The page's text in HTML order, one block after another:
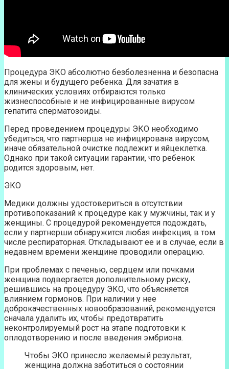
Процедура ЭКО абсолютно безболезненна и безопасна
для жены и будущего ребенка. Для зачатия в
клинических условиях отбираются только
жизнеспособные и не инфицированные вирусом
гепатита сперматозоиды.
Перед проведением процедуры ЭКО необходимо
убедиться, что партнерша не инфицирована вирусом,
иначе обязательной очистке подлежит и яйцеклетка.
Однако при такой ситуации гарантии, что ребенок
родится здоровым, нет.
ЭКО
Медики должны удостовериться в отсутствии
противопоказаний к процедуре как у мужчины, так и у
женщины. С процедурой рекомендуется подождать,
если у партнерши обнаружится любая инфекция, в том
числе респираторная. Откладывают ее и в случае, если в
недавнем времени женщине проводили операцию.
При проблемах с печенью, сердцем или почками
женщина подвергается дополнительному риску,
решившись на процедуру ЭКО, что объясняется
влиянием гормонов. При наличии у нее
доброкачественных новообразований, рекомендуется
сначала удалить их, чтобы предотвратить
неконтролируемый рост на этапе подготовки к
оплодотворению и после введения эмбриона.
Чтобы ЭКО принесло желаемый результат,
женщина должна заботиться о состоянии